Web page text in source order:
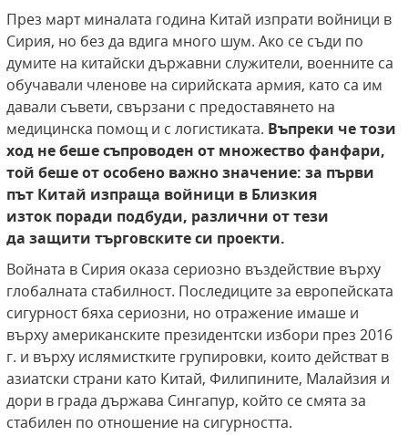
През март миналата година Китай изпрати войници в
Сирия, но без да вдига много шум. Ако се съди по
думите на китайски държавни служители, военните са
обучавали членове на сирийската армия, като са им
давали съвети, свързани с предоставянето на
медицинска помощ и с логистиката. Въпреки че този
ход не беше съпроводен от множество фанфари,
той беше от особено важно значение: за първи
път Китай изпраща войници в Близкия
изток поради подбуди, различни от тези
да защити търговските си проекти.
Войната в Сирия оказа сериозно въздействие върху
глобалната стабилност. Последиците за европейската
сигурност бяха сериозни, но отражение имаше и
върху американските президентски избори през 2016
г. и върху ислямистките групировки, които действат в
азиатски страни като Китай, Филипините, Малайзия и
дори в града държава Сингапур, който се смята за
стабилен по отношение на сигурността.